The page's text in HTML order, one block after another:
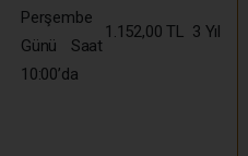
Perşembe
Günü Saat
10:00’da
1.152,00 TL 3 Yıl